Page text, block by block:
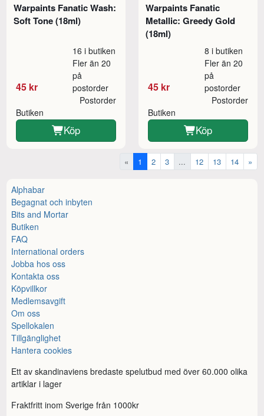
Warpaints Fanatic Wash:
Soft Tone (18ml)
45 kr
16 i butiken
Fler än 20
på
postorder
Butiken
Postorder
Köp
Warpaints Fanatic
Metallic: Greedy Gold
(18ml)
45 kr
8 i butiken
Fler än 20
på
postorder
Butiken
Postorder
Köp
« 1 2 3 ... 12 13 14 »
Alphabar
Begagnat och inbyten
Bits and Mortar
Butiken
FAQ
International orders
Jobba hos oss
Kontakta oss
Köpvillkor
Medlemsavgift
Om oss
Spellokalen
Tillgänglighet
Hantera cookies
Ett av skandinaviens bredaste spelutbud med över 60.000 olika
artiklar i lager
Fraktfritt inom Sverige från 1000kr